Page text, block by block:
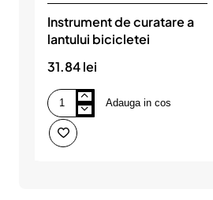
Instrument de curatare a
lantului bicicletei
31.84 lei
Instrument
de
curatare
a
Adauga in cos